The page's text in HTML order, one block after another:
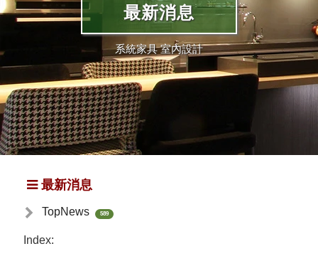
最新消息
系統家具 室內設計
最新消息
TopNews 589
Index: